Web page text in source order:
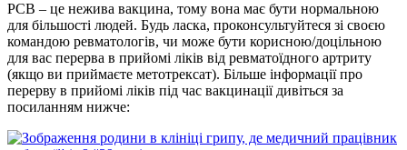
РСВ – це нежива вакцина, тому вона має бути нормальною
для більшості людей. Будь ласка, проконсультуйтеся зі своєю
командою ревматологів, чи може бути корисною/доцільною
для вас перерва в прийомі ліків від ревматоїдного артриту
(якщо ви приймаєте метотрексат). Більше інформації про
перерву в прийомі ліків під час вакцинації дивіться за
посиланням нижче: